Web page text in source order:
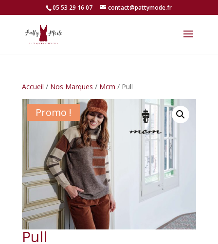
05 53 29 16 07 contact@pattymode.fr
Accueil / Nos Marques / Mcm / Pull
Promo !
Pull